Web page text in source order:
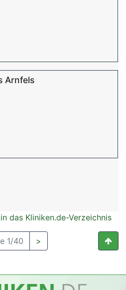
Arnfels
das Kliniken.de-Verzeichnis
1/40 >